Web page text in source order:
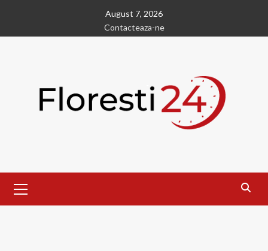
content
August 7, 2026
Contacteaza-ne
Menu